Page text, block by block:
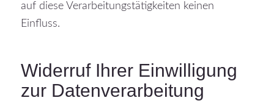
auf diese Verarbeitungstätigkeiten keinen
Einfluss.
Widerruf Ihrer Einwilligung
zur Datenverarbeitung